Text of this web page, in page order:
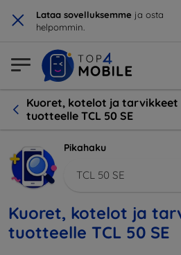
× Lataa sovelluksemme ja osta
helpommin.
Kuoret, kotelot ja tarvikkeet
tuotteelle TCL 50 SE
Pikahaku
TCL 50 SE
Kuoret, kotelot ja
tuotteelle TCL 50 SE